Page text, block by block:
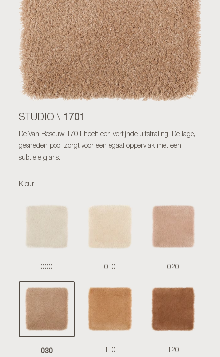
STUDIO \ 1701
De Van Besouw 1701 heeft een verfijnde uitstraling. De lage,
gesneden pool zorgt voor een egaal oppervlak met een
subtiele glans.
Kleur
000 010 020
030 110 120